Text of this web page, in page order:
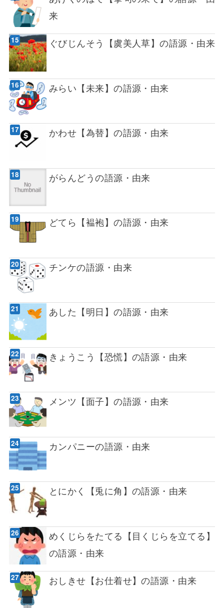
来
ぐびじんそう【虞美人草】の語源・由来
みらい【未来】の語源・由来
かわせ【為替】の語源・由来
がらんどうの語源・由来
どてら【褞袍】の語源・由来
チンケの語源・由来
あした【明日】の語源・由来
きょうこう【恐慌】の語源・由来
メンツ【面子】の語源・由来
カンパニーの語源・由来
とにかく【兎に角】の語源・由来
めくじらをたてる【目くじらを立てる】
の語源・由来
おしきせ【お仕着せ】の語源・由来